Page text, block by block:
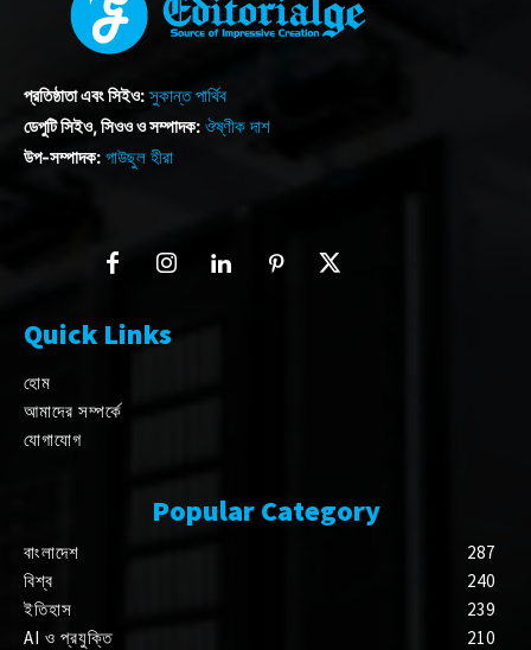
প্রতিষ্ঠাতা এবং সিইও: সুকান্ত পার্থিব
ডেপুটি সিইও, সিওও ও সম্পাদক: ঔষ্ণীক দাশ
উপ-সম্পাদক: গাউছুল হীরা
Quick Links
হোম
আমাদের সম্পর্কে
যোগাযোগ
Popular Category
বাংলাদেশ
287
বিশ্ব
240
ইতিহাস
239
AI ও প্রযুক্তি
210